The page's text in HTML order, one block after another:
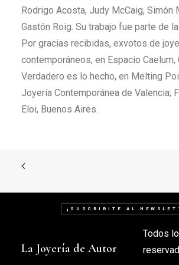
Rodrigo Acosta, Judy McCaig, Simón
Gastón Roig. Su trabajo fue parte de
Por gracias recibidas, exvotos de
contemporáneos, en Espacio Caelum,
Verdadero es lo hecho, en Melting
Joyería Contemporánea de Valencia;
Eloi, Buenos Aires.
¡SUSCRIBITE AL
La Joyería de Autor
Todos